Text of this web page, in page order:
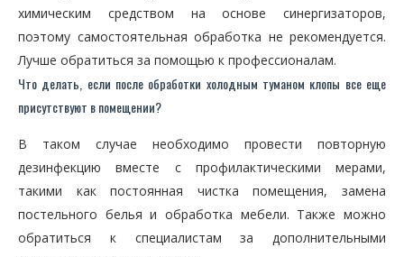
химическим средством на основе синергизаторов,
поэтому самостоятельная обработка не рекомендуется.
Лучше обратиться за помощью к профессионалам.
Что делать, если после обработки холодным туманом клопы все еще
присутствуют в помещении?
В таком случае необходимо провести повторную
дезинфекцию вместе с профилактическими мерами,
такими как постоянная чистка помещения, замена
постельного белья и обработка мебели. Также можно
обратиться к специалистам за дополнительными